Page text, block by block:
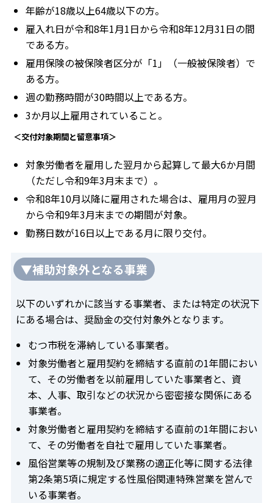
年齢が18歳以上64歳以下の方。
雇入れ日が令和8年1月1日から令和8年12月31日の間
である方。
雇用保険の被保険者区分が「1」（一般被保険者）で
ある方。
週の勤務時間が30時間以上である方。
3か月以上雇用されていること。
＜交付対象期間と留意事項＞
対象労働者を雇用した翌月から起算して最大6か月間
（ただし令和9年3月末まで）。
令和8年10月以降に雇用された場合は、雇用月の翌月
から令和9年3月末までの期間が対象。
勤務日数が16日以上である月に限り交付。
▼補助対象外となる事業
以下のいずれかに該当する事業者、または特定の状況下
にある場合は、奨励金の交付対象外となります。
むつ市税を滞納している事業者。
対象労働者と雇用契約を締結する直前の1年間におい
て、その労働者を以前雇用していた事業者と、資
本、人事、取引などの状況から密密接な関係にある
事業者。
対象労働者と雇用契約を締結する直前の1年間におい
て、その労働者を自社で雇用していた事業者。
風俗営業等の規制及び業務の適正化等に関する法律
第2条第5項に規定する性風俗関連特殊営業を営んで
いる事業者。